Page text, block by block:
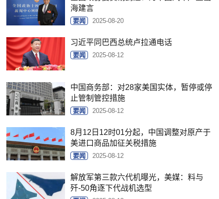
海建言
要闻 2025-08-20
习近平同巴西总统卢拉通电话
要闻 2025-08-12
中国商务部：对28家美国实体，暂停或停
止管制管控措施
要闻 2025-08-12
8月12日12时01分起，中国调整对原产于
美进口商品加征关税措施
要闻 2025-08-12
解放军第三款六代机曝光，美媒：料与
歼-50角逐下代战机选型